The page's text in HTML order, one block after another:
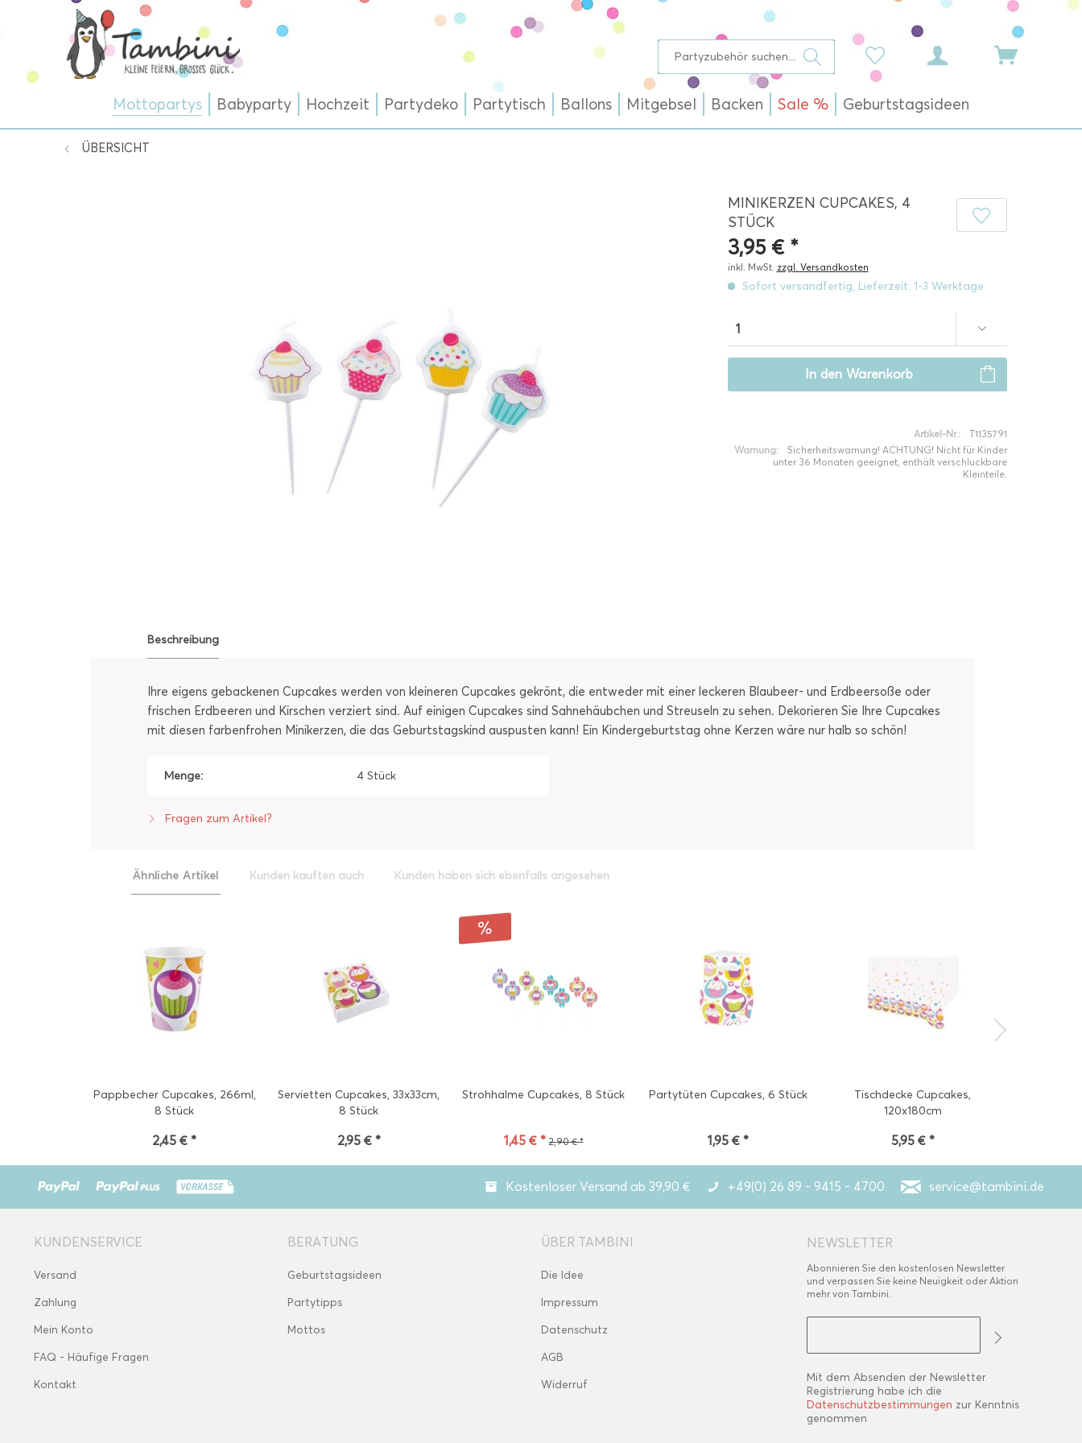
Mottopartys Babyparty Hochzeit Partydeko Partytisch Ballons Mitgebsel Backen Sale % Geburtstagsideen
ÜBERSICHT
MINIKERZEN CUPCAKES, 4
STÜCK
3,95 € *
inkl. MwSt. zzgl. Versandkosten
Sofort versandfertig, Lieferzeit: 1-3 Werktage
In den Warenkorb
Artikel-Nr.:
T1135791
Warnung:
Sicherheitswarnung! ACHTUNG! Nicht für Kinder
unter 36 Monaten geeignet, enthält verschluckbare
Kleinteile.
Beschreibung
Ihre eigens gebackenen Cupcakes werden von kleineren Cupcakes gekrönt, die entweder mit einer leckeren Blaubeer- und Erdbeersoße oder
frischen Erdbeeren und Kirschen verziert sind. Auf einigen Cupcakes sind Sahnehäubchen und Streuseln zu sehen. Dekorieren Sie Ihre Cupcakes
mit diesen farbenfrohen Minikerzen, die das Geburtstagskind auspusten kann! Ein Kindergeburtstag ohne Kerzen wäre nur halb so schön!
Menge: 4 Stück
Fragen zum Artikel?
Ähnliche Artikel Kunden kauften auch Kunden haben sich ebenfalls angesehen
Pappbecher Cupcakes, 266ml,
8 Stück
2,45 € *
Servietten Cupcakes, 33x33cm,
8 Stück
2,95 € *
Strohhalme Cupcakes, 8 Stück
1,45 € * 2,90 € *
Partytüten Cupcakes, 6 Stück
1,95 € *
Tischdecke Cupcakes,
120x180cm
5,95 € *
Kostenloser Versand ab 39,90 € +49(0) 26 89 - 9415 - 4700 service@tambini.de
KUNDENSERVICE
Versand
Zahlung
Mein Konto
FAQ - Häufige Fragen
Kontakt
BERATUNG
Geburtstagsideen
Partytipps
Mottos
ÜBER TAMBINI
Die Idee
Impressum
Datenschutz
AGB
Widerruf
NEWSLETTER
Abonnieren Sie den kostenlosen Newsletter
und verpassen Sie keine Neuigkeit oder Aktion
mehr von Tambini.
Mit dem Absenden der Newsletter
Registrierung habe ich die
Datenschutzbestimmungen zur Kenntnis
genommen